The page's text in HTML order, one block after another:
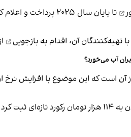
تهیه‌کنندگان آن، اقدام به بازجویی
آب می‌خورد؟
است که این موضوع با افزایش نرخ
به ۱۱۴ هزار تومان رکورد تازه‌ای ثبت